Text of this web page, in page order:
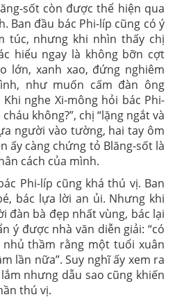
sốt còn được thể hiện qua
Ban đầu bác Phi-líp cũng có ý
túc, nhưng khi nhìn thấy chị
hiểu ngay là không bỡn cợt
lớn, xanh xao, đứng nghiêm
như muốn cấm đàn ông
nghe Xi-mông hỏi bác Phi-
không?”, chị “lặng ngắt và
người vào tường, hai tay ôm
ấy càng chứng tỏ Blăng-sốt là
cách của mình.
Phi-líp cũng khá thú vị. Ban
bác lựa lời an ủi. Nhưng khi
đàn bà đẹp nhất vùng, bác lại
ý được nhà văn diễn giải: “có
thầm rằng một tuổi xuân
lần nữa”. Suy nghĩ ấy xem ra
nhưng dẫu sao cũng khiến
thú vị.